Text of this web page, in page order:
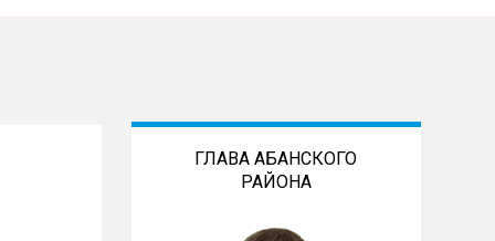
ГЛАВА АБАНСКОГО
РАЙОНА